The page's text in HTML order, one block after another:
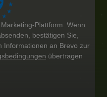
Plattform. Wenn
bestätigen Sie,
Informationen an Brevo zur
übertragen